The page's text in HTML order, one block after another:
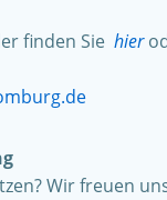
finden Sie hier
Wir freuen